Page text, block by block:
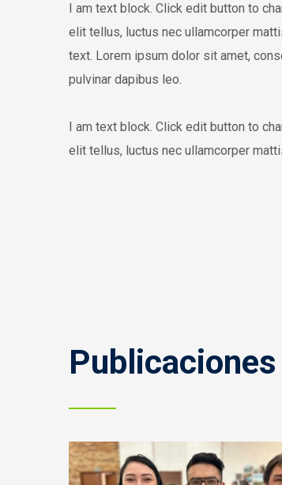
I am text block. Click edit button to
elit tellus, luctus nec ullamcorper
text. Lorem ipsum dolor sit amet,
pulvinar dapibus leo.
I am text block. Click edit button to
elit tellus, luctus nec ullamcorper